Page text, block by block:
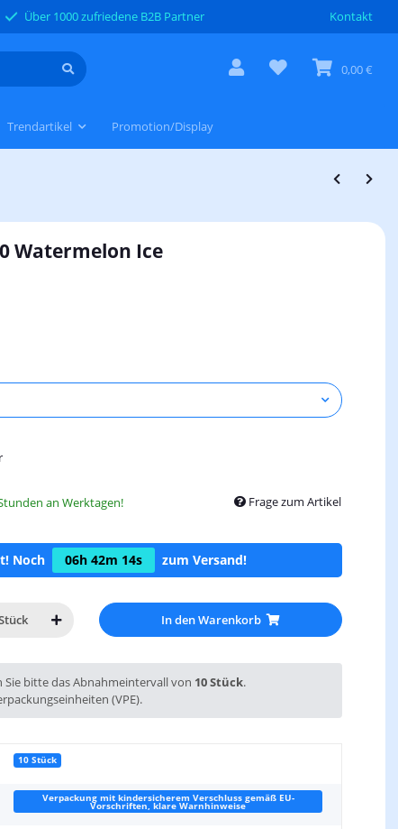
Kontakt
Über 1000 zufriedene B2B Partner
0,00 €
Trendartikel Promotion/Display
Watermelon Ice
an Werktagen! Frage zum Artikel
Noch 06h 42m 13s zum Versand!
In den Warenkorb
Sie bitte das Abnahmeintervall von 10 Stück.
(VPE).
10 Stück
Verpackung mit kindersicherem Verschluss gemäß EU-
Vorschriften, klare Warnhinweise